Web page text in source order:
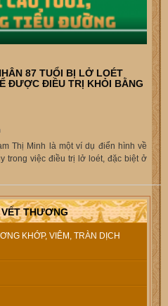
87 TUỔI BỊ LỞ LOÉT
ĐƯỢC ĐIỀU TRỊ KHỎI BẰNG
Thị Minh là một ví dụ điển hình về
trong việc điều trị lở loét, đặc biệt ở
THƯƠNG
KHỚP, VIÊM, TRÀN DỊCH